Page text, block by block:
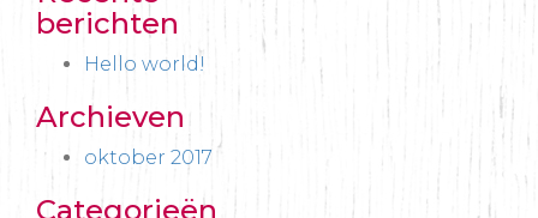
berichten
Hello world!
Archieven
oktober 2017
Categorieën